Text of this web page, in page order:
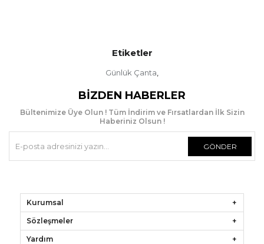
Etiketler
Günlük Çanta
BIZDEN HABERLER
Bültenimize Üye Olun ! Tüm İndirim ve Fırsatlardan İlk Sizin
Haberiniz Olsun !
GÖNDER
Kurumsal
Sözleşmeler
Yardım